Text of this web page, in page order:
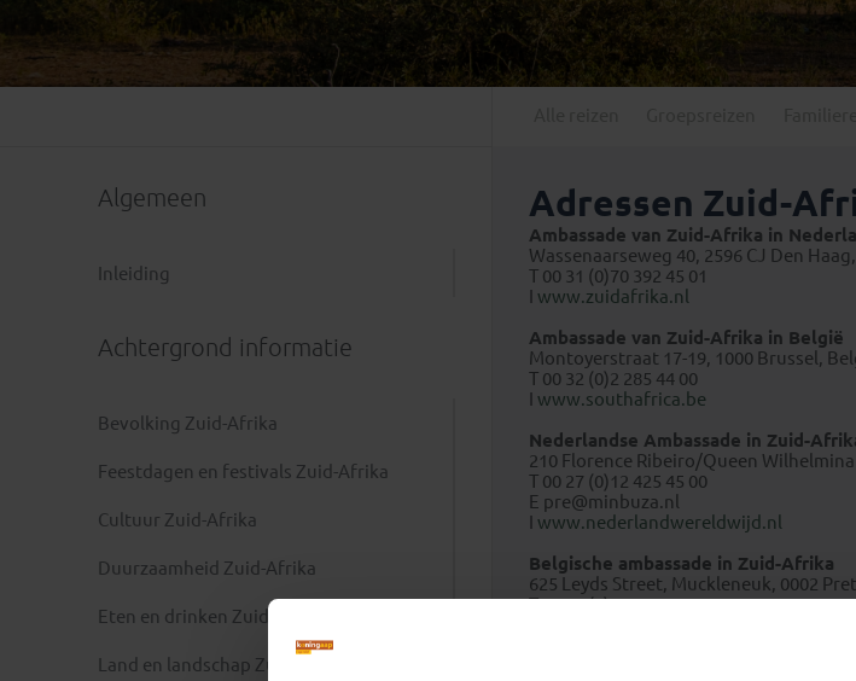
Mongolië
Nepal
Tadzjikistan(1)
(8)
(1)
Zimbabwe (2)
Mexico
(4)
Paraguay
(1)
Algemeen
Inleiding
Achtergrond informatie
Bevolking Zuid-Afrika
Feestdagen en festivals Zuid-Afrika
Cultuur Zuid-Afrika
Duurzaamheid Zuid-Afrika
Eten en drinken Zuid-Afrika
Land en landschap Zuid-Afrika
Adressen Zuid-
Ambassade van Zuid-Afrika in
Wassenaarseweg 40, 2596 CJ Den
T 00 31 (0)70 392 45 01
I www.zuidafrika.nl
Ambassade van Zuid-Afrika in België
Montoyerstraat 17-19, 1000 Brussel,
T 00 32 (0)2 285 44 00
I www.southafrica.be
Nederlandse Ambassade in Zuid-
210 Florence Ribeiro/Queen
T 00 27 (0)12 425 45 00
E pre@minbuza.nl
I www.nederlandwereldwijd.nl
Belgische ambassade in Zuid-Afrika
625 Leyds Street, Muckleneuk, 0002
T 00 27 (0)12 440 32 01